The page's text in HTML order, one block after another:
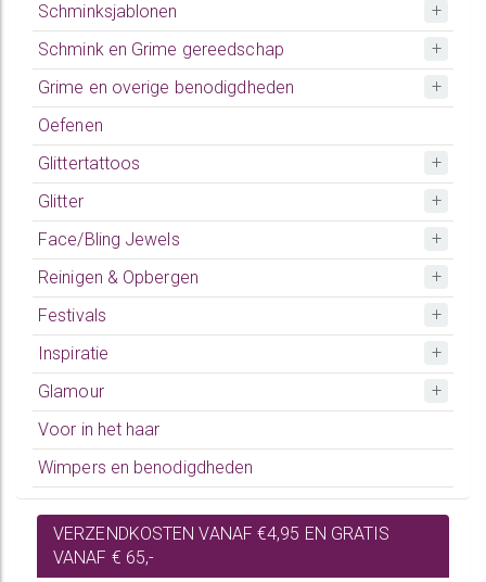
Schminksjablonen
Schmink en Grime gereedschap
Grime en overige benodigdheden
Oefenen
Glittertattoos
Glitter
Face/Bling Jewels
Reinigen & Opbergen
Festivals
Inspiratie
Glamour
Voor in het haar
Wimpers en benodigdheden
VERZENDKOSTEN VANAF €4,95 EN GRATIS
VANAF € 65,-